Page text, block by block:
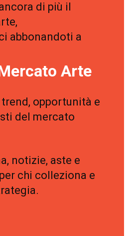
di più il
abbonandoti a
Arte
opportunità e
del mercato
notizie, aste e
chi colleziona e